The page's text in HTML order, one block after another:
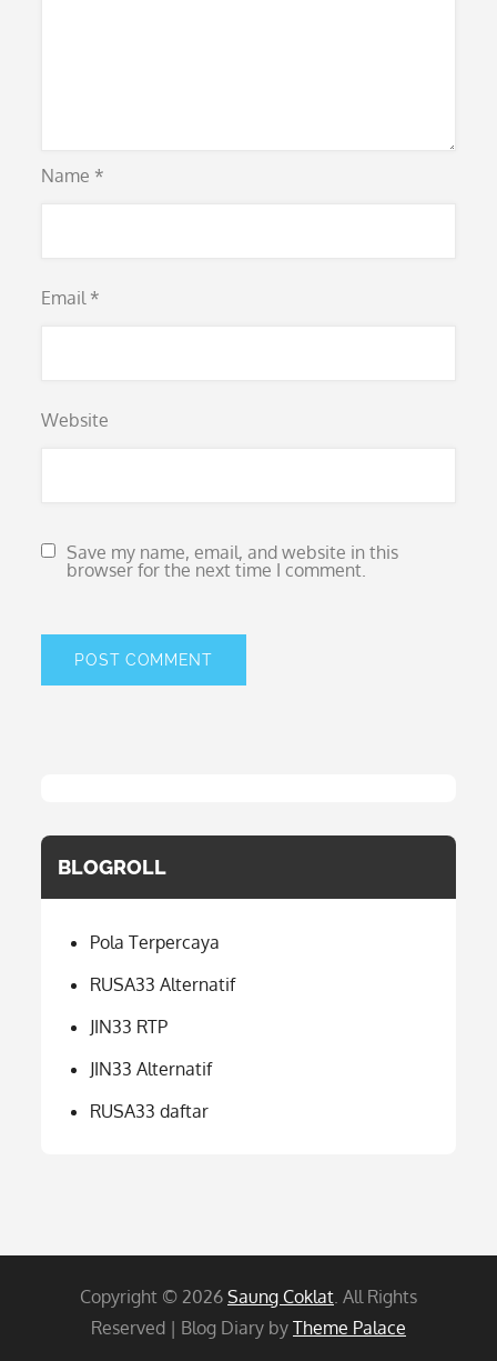
Name *
Email *
Website
Save my name, email, and website in this
browser for the next time I comment.
BLOGROLL
Pola Terpercaya
RUSA33 Alternatif
JIN33 RTP
JIN33 Alternatif
RUSA33 daftar
Copyright © 2026 Saung Coklat. All Rights
Reserved | Blog Diary by Theme Palace